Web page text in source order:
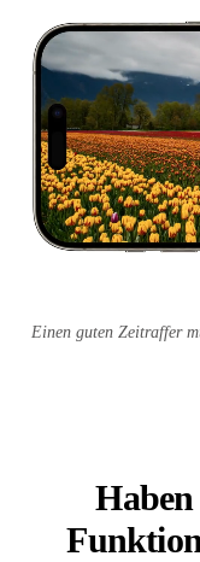
Einen guten Zeitraffer
Haben